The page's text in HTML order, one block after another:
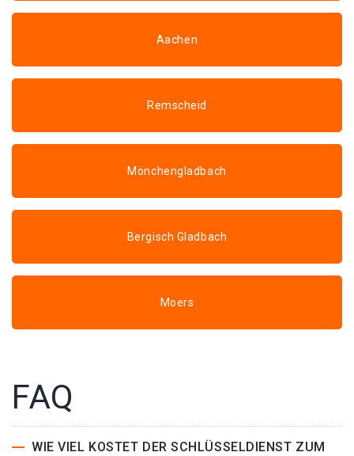
Aachen
Remscheid
Mönchengladbach
Bergisch Gladbach
Moers
FAQ
WIE VIEL KOSTET DER SCHLÜSSELDIENST ZUM